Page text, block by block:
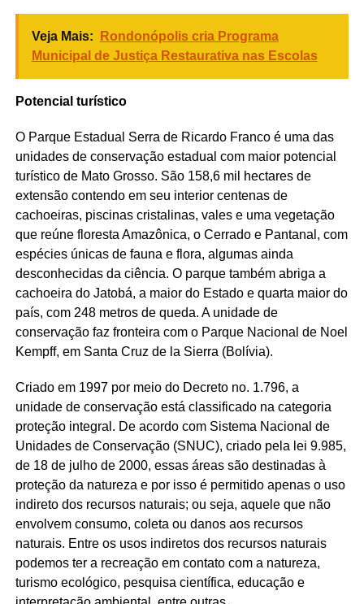
Veja Mais:
Rondonópolis cria Programa
Municipal de Justiça Restaurativa nas Escolas
Potencial turístico
O Parque Estadual Serra de Ricardo Franco é uma das
unidades de conservação estadual com maior potencial
turístico de Mato Grosso. São 158,6 mil hectares de
extensão contendo em seu interior centenas de
cachoeiras, piscinas cristalinas, vales e uma vegetação
que reúne floresta Amazônica, o Cerrado e Pantanal, com
espécies únicas de fauna e flora, algumas ainda
desconhecidas da ciência. O parque também abriga a
cachoeira do Jatobá, a maior do Estado e quarta maior do
país, com 248 metros de queda. A unidade de
conservação faz fronteira com o Parque Nacional de Noel
Kempff, em Santa Cruz de la Sierra (Bolívia).
Criado em 1997 por meio do Decreto no. 1.796, a
unidade de conservação está classificado na categoria
proteção integral. De acordo com Sistema Nacional de
Unidades de Conservação (SNUC), criado pela lei 9.985,
de 18 de julho de 2000, essas áreas são destinadas à
proteção da natureza e por isso é permitido apenas o uso
indireto dos recursos naturais; ou seja, aquele que não
envolvem consumo, coleta ou danos aos recursos
naturais. Entre os usos indiretos dos recursos naturais
podemos ter a recreação em contato com a natureza,
turismo ecológico, pesquisa científica, educação e